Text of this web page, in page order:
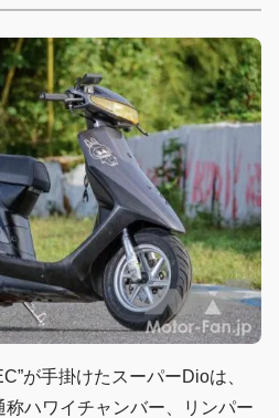
が手掛けたスーパーDioは、
ハワイチャンバー、リンパー